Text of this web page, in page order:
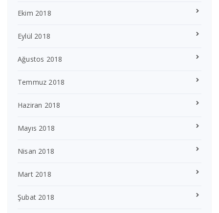
Ekim 2018
Eylül 2018
Ağustos 2018
Temmuz 2018
Haziran 2018
Mayıs 2018
Nisan 2018
Mart 2018
Şubat 2018